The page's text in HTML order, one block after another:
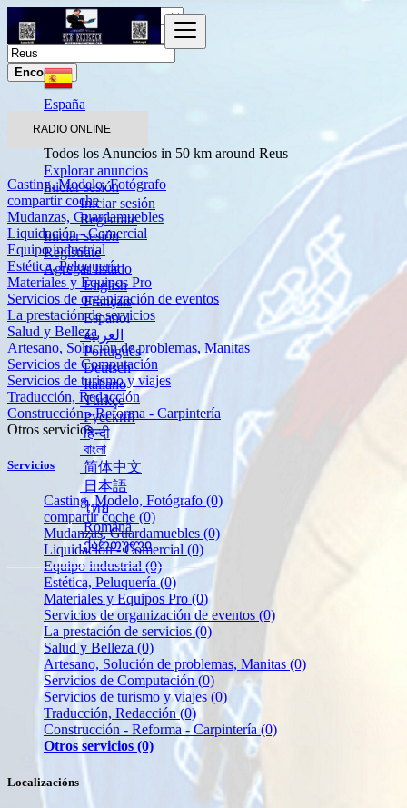
RADIO ONLINE
Explorar anuncios
Iniciar sesión
Iniciar sesión
Regístrate
Iniciar sesión
Regístrate
Agregar listado
English
Français
Español
العربية
Português
Deutsch
Italiano
Türkçe
Русский
हिन्दी
বাংলা
简体中文
日本語
ไทย
Română
ქართული
Encontrar
España
Otros servicios
Todos los Anuncios in 50 km around Reus
Casting, Modelo, Fotógrafo
compartir coche
Mudanzas, Guardamuebles
Liquidación - Comercial
Equipo industrial
Estética, Peluquería
Materiales y Equipos Pro
Servicios de organización de eventos
La prestación de servicios
Salud y Belleza
Artesano, Solución de problemas, Manitas
Servicios de Computación
Servicios de turismo y viajes
Traducción, Redacción
Construcción - Reforma - Carpintería
Otros servicios
Servicios
Casting, Modelo, Fotógrafo (0)
compartir coche (0)
Mudanzas, Guardamuebles (0)
Liquidación - Comercial (0)
Equipo industrial (0)
Estética, Peluquería(0)
Materiales y Equipos Pro (0)
Servicios de organización de eventos (0)
La prestación de servicios(0)
Salud y Belleza (0)
Artesano, Solución de problemas, Manitas (0)
Servicios de Computación (0)
Servicios de turismo y viajes (0)
Traducción, Redacción(0)
Construcción - Reforma - Carpintería(0)
Otros servicios (0)
Localizacións